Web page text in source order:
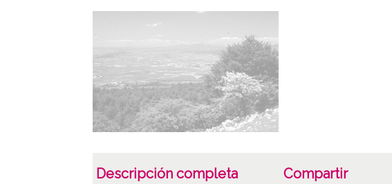
Descripción completa Compartir